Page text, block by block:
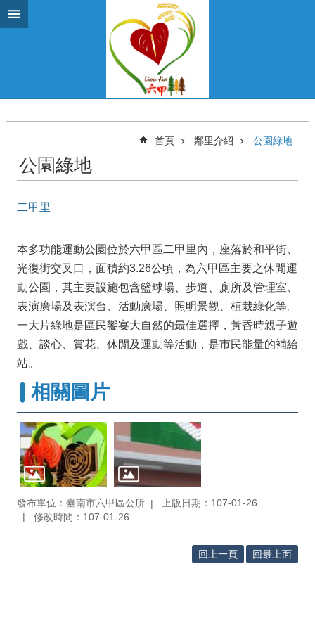
跳到主要內容區塊
首頁 鄰里介紹 公園綠地
公園綠地
二甲里
本多功能運動公園位於六甲區二甲里內，座落於和平街、
光復街交叉口，面積約3.26公頃，為六甲區主要之休閒運
動公園，其主要設施包含籃球場、步道、廁所及管理室、
表演廣場及表演台、活動廣場、照明景觀、植栽綠化等。
一大片綠地是區民饗宴大自然的最佳選擇，黃昏時親子遊
戲、談心、賞花、休閒及運動等活動，是市民能量的補給
站。
相關圖片
發布單位：臺南市六甲區公所
上版日期：107-01-26
修改時間：107-01-26
回上一頁 回最上面